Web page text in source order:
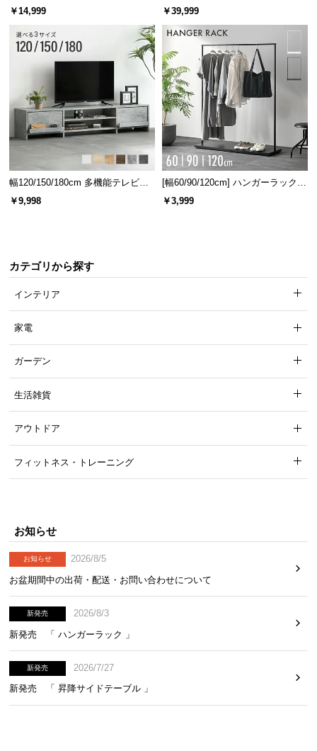
ベッド 8/12/16枚セット
￥14,999
ターテーブル 美しい格子デザイン
￥39,999
幅120/150/180cm 多機能テレビボ
ード 木目/石目調 オープン収納・
引き出し収納付き
￥9,998
[幅60/90/120cm] ハンガーラック
スチール 4段階高さ調節 サイドフ
ック オープンラック シンプル
￥3,999
カテゴリから探す
インテリア
家電
ガーデン
生活雑貨
アウトドア
フィットネス・トレーニング
お知らせ
お知らせ
2026/8/5
お盆期間中の出荷・配送・お問い合わせについて
新発売
2026/8/3
新発売 「 ハンガーラック 」
新発売
2026/7/27
新発売 「 昇降サイドテーブル 」